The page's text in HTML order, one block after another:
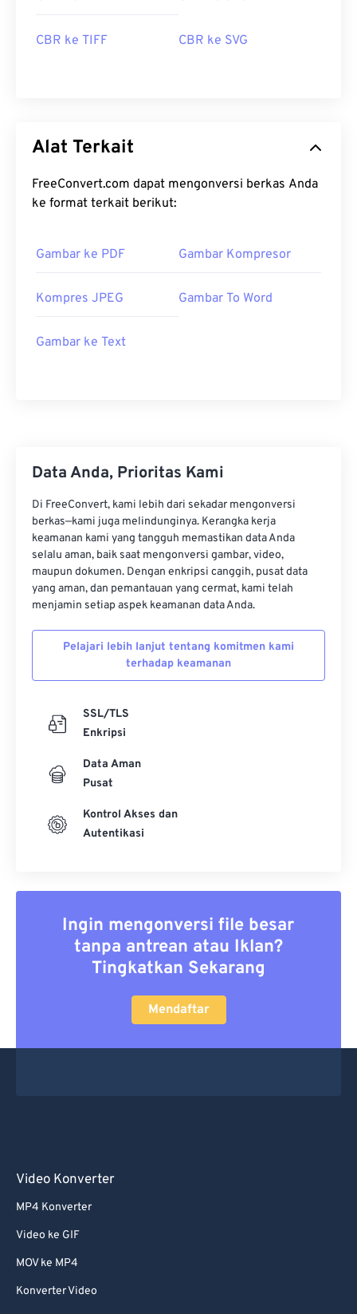
CBR ke TIFF CBR ke SVG
Alat Terkait
FreeConvert.com dapat mengonversi berkas Anda
ke format terkait berikut:
Gambar ke PDF Gambar Kompresor
Kompres JPEG Gambar To Word
Gambar ke Text
Data Anda, Prioritas Kami
Di FreeConvert, kami lebih dari sekadar mengonversi
berkas—kami juga melindunginya. Kerangka kerja
keamanan kami yang tangguh memastikan data Anda
selalu aman, baik saat mengonversi gambar, video,
maupun dokumen. Dengan enkripsi canggih, pusat data
yang aman, dan pemantauan yang cermat, kami telah
menjamin setiap aspek keamanan data Anda.
Pelajari lebih lanjut tentang komitmen kami
terhadap keamanan
SSL/TLS
Enkripsi
Data Aman
Pusat
Kontrol Akses dan
Autentikasi
Ingin mengonversi file besar
tanpa antrean atau Iklan?
Tingkatkan Sekarang
Mendaftar
Video Konverter
MP4 Konverter
Video ke GIF
MOV ke MP4
Konverter Video